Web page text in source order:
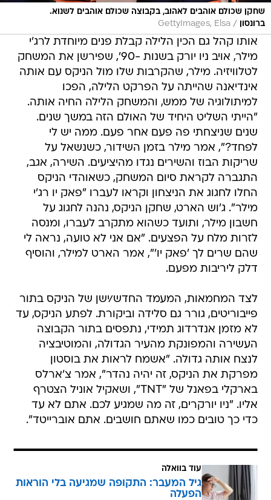
שחקן שכולם אוהבים לאהוב, בקבוצה שכולם אוהבים לשנוא.
ברונסון
/
GettyImages, Elsa
אותו קהל גם הכין הלילה קבלת פנים מיוחדת לרג'י
מילר, אויב ניו יורק בשנות -90', שפירשן את המשחק
לטלוויזיה. מילר, שהקרבות שלו מול הניקס עם אותה
אינדיאנה שהייתה על הפרקט הלילה, הפכו
למיתולוגיה של ממש, והמשחק הלילה החיה אותה.
"הייתי השליט היחיד של האולם הזה במשך שנים.
שנים שניצחתי פה פעם אחר פעם. ממה יש לי
לפחד?", אמר מילר בזמן השידור, כשנשאל על
שריקות הבוז והשירים נגדו מהיציעים. השירה, אגב,
התגברה לקראת סיום המשחק, כשאוהדי הניקס
החלו לחגוג את הניצחון וקראו לעברו "פאק יו רג'י
מילר". ג'וש הארט, שחקן הניקס, נהנה לחגוג על
חשבון מילר, ותועד כשהוא מתקרב לעברו, ומנסה
לזרות מלח על הפצעים. "אם אני לא טועה, נראה לי
שהם שרים לך 'פאק יו'", אמר הארט למילר, והוסיף
דלק ליריבות מפעם.
לצד המחמאות, המעמד החדש/ישן של הניקס בתור
פייבוריטים, גורר גם סלידה וביקורת. לפתע הניקס, עד
לא מזמן אנדרדוג תמידי, נתפסים בתור הקבוצה
העשירה והמפונקת מהעיר הגדולה, והמוטיבציה
לנצח אותה גדולה. "אשמח לראות את בוסטון
מפרקת את הניקס, זה יהיה נהדר", אמר צ'ארלס
בארקלי בפאנל של "TNT", ושאקיל אוניל הצטרף
אליו. "ניו יורקרים, זה מה שמגיע לכם. אתם לא עד
כדי כך טובים כמו שאתם חושבים. אתם אוברייטד".
עוד בוואלה
גיל המעבר: התקופה שמגיעה בלי הוראות
הפעלה